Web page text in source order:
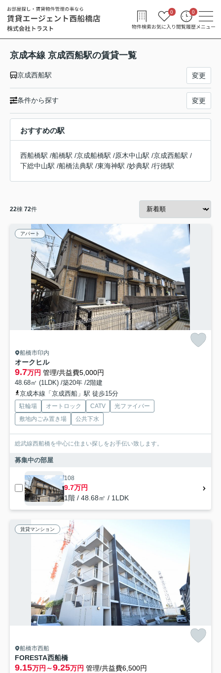
物件検索お気に入り
0
閲覧履歴
0
メニュー
京成本線 京成西船駅の賃貸一覧
京成西船駅 変更
条件から探す 変更
おすすめの駅
西船橋駅 /船橋駅 /京成船橋駅 /原木中山駅 /京成西船駅 /
下総中山駅 /船橋法典駅 /東海神駅 /妙典駅 /行徳駅
22棟 72件
アパート
船橋市印内
オークヒル
9.7万円 管理/共益費5,000円
48.68㎡ (1LDK) /築20年 /2階建
京成本線「京成西船」駅 徒歩15分
駐輪場 オートロック CATV
光ファイバー
敷地内ごみ置き場
公共下水
総武線西船橋を中心に住まい探しをお手伝い致します。
募集中の部屋
108
9.7万円
1階 / 48.68㎡ / 1LDK
賃貸マンション
船橋市西船
FORESTA西船橋
9.15万円～9.25万円 管理/共益費6,500円